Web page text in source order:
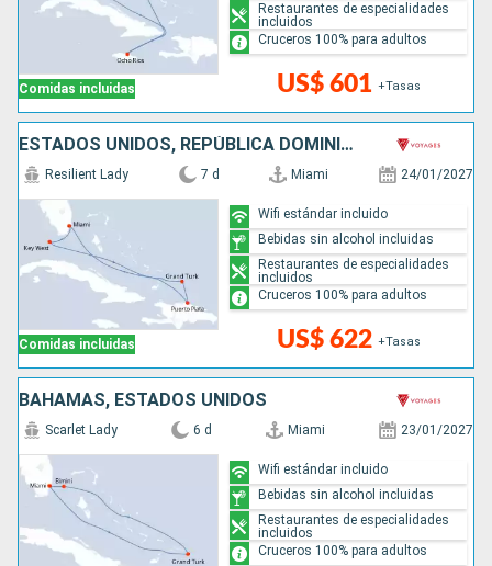
Comidas incluidas US$ 601 +Tasas
Restaurantes de especialidades
incluidos
Cruceros 100% para adultos
ESTADOS UNIDOS, REPÚBLICA DOMINICANA
Comidas incluidas
Resilient Lady 7 d Miami 24/01/2027
US$ 622 +Tasas
Wifi estándar incluido
Bebidas sin alcohol incluidas
Restaurantes de especialidades
incluidos
Cruceros 100% para adultos
BAHAMAS, ESTADOS UNIDOS
Scarlet Lady 6 d Miami 23/01/2027
Wifi estándar incluido
Bebidas sin alcohol incluidas
Restaurantes de especialidades
incluidos
Cruceros 100% para adultos